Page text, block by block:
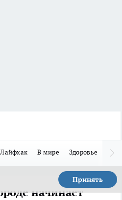
Лайфхак В мире Здоровье
Принять
начинает